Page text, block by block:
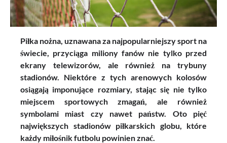
Piłka nożna, uznawana za najpopularniejszy sport na
świecie, przyciąga miliony fanów nie tylko przed
ekrany telewizorów, ale również na trybuny
stadionów. Niektóre z tych arenowych kolosów
osiągają imponujące rozmiary, stając się nie tylko
miejscem sportowych zmagań, ale również
symbolami miast czy nawet państw. Oto pięć
największych stadionów piłkarskich globu, które
każdy miłośnik futbolu powinien znać.